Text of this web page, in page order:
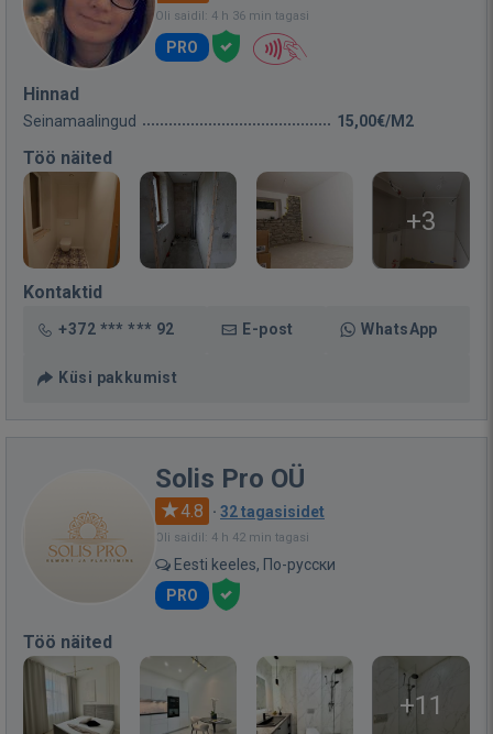
Oli saidil: 4 h 36 min tagasi
PRO
Hinnad
Seinamaalingud 15,00€/M2
Töö näited
+3
Kontaktid
+372 *** *** 92 E-post WhatsApp
Küsi pakkumist
Solis Pro OÜ
4.8 · 32 tagasisidet
Oli saidil: 4 h 42 min tagasi
Eesti keeles, По-русски
PRO
Töö näited
+11